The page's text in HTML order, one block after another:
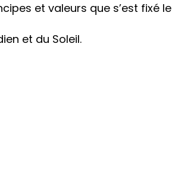
et valeurs que s’est fixé
et du Soleil.